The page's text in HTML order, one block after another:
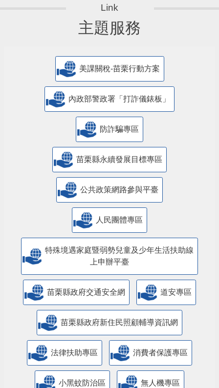
主題服務
美課關稅-苗栗行動方案
內政部警政署「打詐儀錶板」
防詐騙專區
苗栗縣永續發展目標專區
公共政策網路參與平臺
人民團體專區
特殊境遇家庭暨弱勢兒童及少年生活扶助線
上申辦平臺
苗栗縣政府交通安全網 道安專區
苗栗縣政府新住民照顧輔導資訊網
法律扶助專區 消費者保護專區
小黑蚊防治區 無人機專區